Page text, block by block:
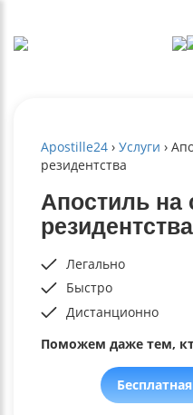
Apostille24 › Услуги ›
резидентства
Апостиль на
резидентства
Легально
Быстро
Дистанционно
Поможем даже тем,